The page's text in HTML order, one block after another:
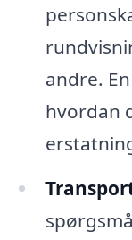
andre.
hvordan